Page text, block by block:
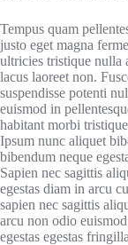
Tempus quam
justo eget magna
ultricies tristique nulla
lacus laoreet non.
suspendisse potenti
euismod in
habitant morbi
Ipsum nunc aliquet
bibendum neque
Sapien nec sagittis
egestas diam in arcu
sapien nec sagittis
arcu non odio
egestas egestas